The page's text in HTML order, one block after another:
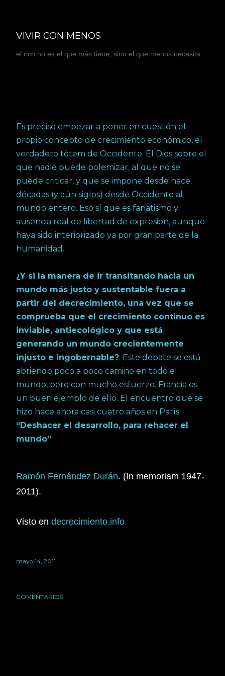
VIVIR CON MENOS
el rico no es el que más tiene, sino el que menos necesita
Es preciso empezar a poner en cuestión el
propio concepto de crecimiento económico, el
verdadero tótem de Occidente. El Dios sobre el
que nadie puede polemizar, al que no se
puede criticar, y que se impone desde hace
décadas (y aún siglos) desde Occidente al
mundo entero. Eso sí que es fanatismo y
ausencia real de libertad de expresión, aunque
haya sido interiorizado ya por gran parte de la
humanidad.
¿Y si la manera de ir transitando hacia un
mundo más justo y sustentable fuera a
partir del decrecimiento, una vez que se
comprueba que el crecimiento continuo es
inviable, antiecológico y que está
generando un mundo crecientemente
injusto e ingobernable?. Este debate se está
abriendo poco a poco camino en todo el
mundo, pero con mucho esfuerzo. Francia es
un buen ejemplo de ello. El encuentro que se
hizo hace ahora casi cuatro años en París:
“Deshacer el desarrollo, para rehacer el
mundo”.
Ramón Fernández Durán. (In memoriam 1947-
2011).
Visto en decrecimiento.info
mayo 14, 2011
COMENTARIOS